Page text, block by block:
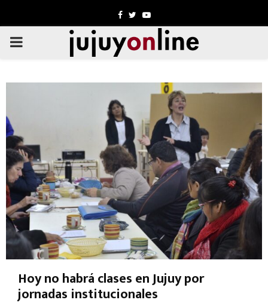
Facebook
TwitterYoutube
PRIMARY
Hoy no habrá clases en Jujuy por
jornadas institucionales